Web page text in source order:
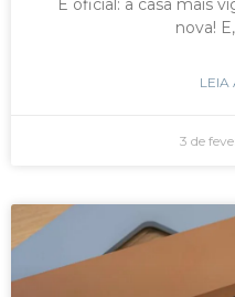
nova!
LEIA
3 de